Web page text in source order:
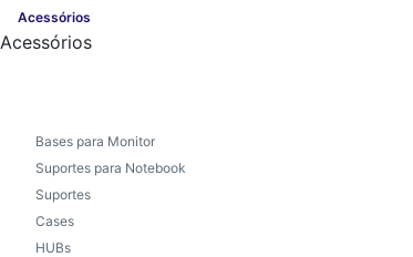
Acessórios
Acessórios
Bases para Monitor
Suportes para Notebook
Suportes
Cases
HUBs